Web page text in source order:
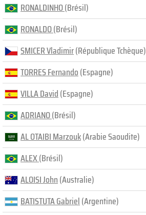
RONALDINHO(Brésil)
RONALDO(Brésil)
SMICER Vladimir(République Tchèque)
TORRES Fernando(Espagne)
VILLA David(Espagne)
ADRIANO(Brésil)
AL OTAIBI Marzouk(Arabie Saoudite)
ALEX(Brésil)
ALOISI John(Australie)
BATISTUTA Gabriel(Argentine)